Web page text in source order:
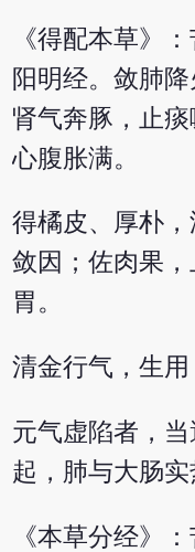
《得配本草》
阳明经。敛肺
肾气奔豚，止
心腹胀满。
得橘皮、厚朴，
敛因；佐肉果
胃。
清金行气，生用
元气虚陷者，
起，肺与大肠实
《本草分经》